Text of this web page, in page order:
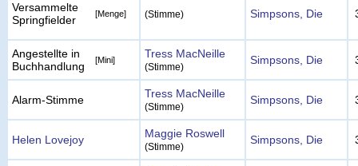
Versammelte
Springfielder
[Menge] (Stimme) Simpsons, Die
Angestellte in
Buchhandlung
[Mini] Tress MacNeille
(Stimme)
Simpsons, Die
Alarm-Stimme Tress MacNeille
(Stimme)
Simpsons, Die
Helen Lovejoy Maggie Roswell
(Stimme)
Simpsons, Die